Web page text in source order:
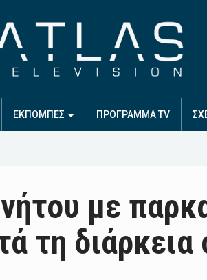
ΕΚΠΟΜΠΕΣ ΠΡΟΓΡΑΜΜΑ TV
με
τη